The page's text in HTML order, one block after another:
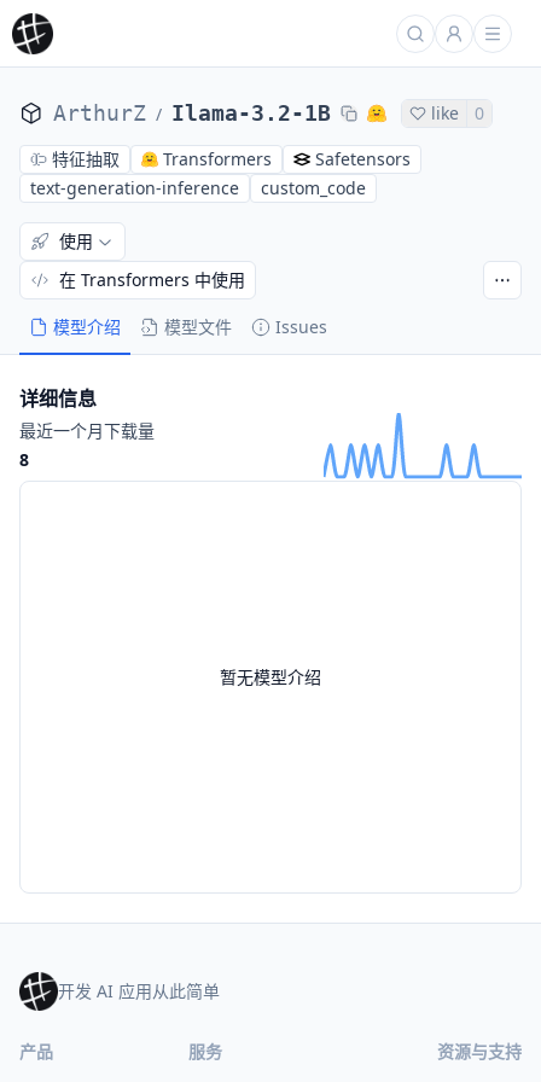
ArthurZ / Ilama-3.2-1B like
0
特征抽取
Transformers
Safetensors
text-generation-inference
custom_code
模型介绍 模型文件 Issues
使用
在 Transformers 中使用
暂无模型介绍
详细信息
最近一个月下载量
8
开发 AI 应用从此简单
产品 服务 资源与支持